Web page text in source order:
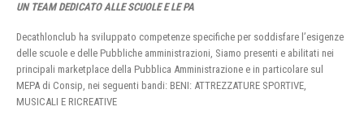
UN TEAM DEDICATO ALLE SCUOLE E LE PA
Decathlonclub ha sviluppato competenze specifiche per soddisfare l’esigenze
delle scuole e delle Pubbliche amministrazioni, Siamo presenti e abilitati nei
principali marketplace della Pubblica Amministrazione e in particolare sul
MEPA di Consip, nei seguenti bandi: BENI: ATTREZZATURE SPORTIVE,
MUSICALI E RICREATIVE